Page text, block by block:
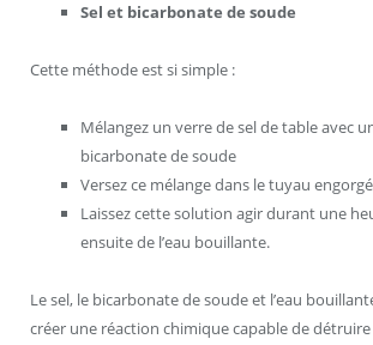
Sel et bicarbonate de soude
Cette méthode est si simple :
Mélangez un verre de sel de table avec
bicarbonate de soude
Versez ce mélange dans le tuyau engorgé
Laissez cette solution agir durant une
ensuite de l’eau bouillante.
Le sel, le bicarbonate de soude et l’eau
créer une réaction chimique capable de